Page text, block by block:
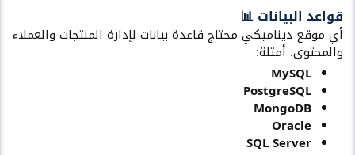
قواعد البيانات 📊​
أي موقع ديناميكي محتاج قاعدة بيانات لإدارة المنتجات والعملاء
والمحتوى. أمثلة:
MySQL
PostgreSQL
MongoDB
Oracle
SQL Server